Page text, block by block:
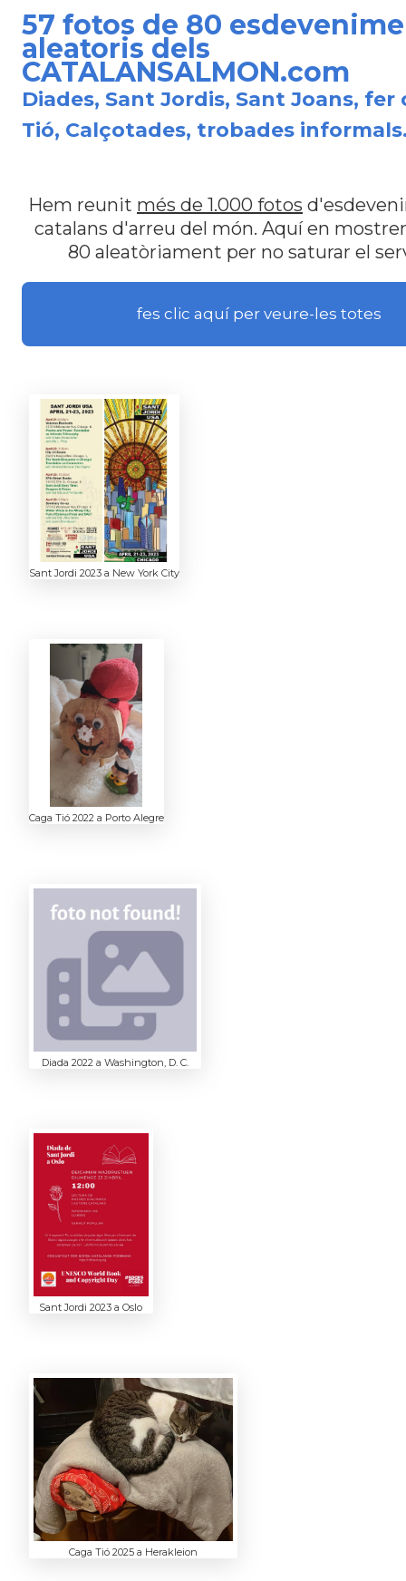
57 fotos de 80
aleatoris dels
CATALANSALMON.com
Diades, Sant Jordis, Sant Joans, fer
Tió, Calçotades, trobades
Hem reunit més de 1.000 fotos
catalans d'arreu del món. Aquí en
80 aleatòriament per no saturar el
fes clic aquí per veure-les totes
Sant Jordi 2023 a New York City
Caga Tió 2022 a Porto Alegre
Diada 2022 a Washington, D. C.
Sant Jordi 2023 a Oslo
Caga Tió 2025 a Herakleion